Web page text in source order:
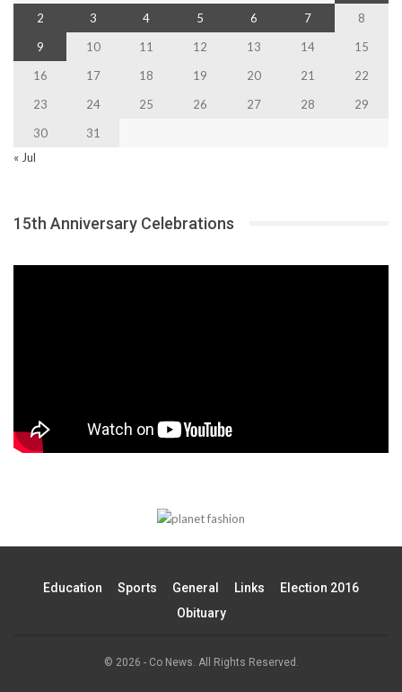
2
3 4 5 6 7
8
9
10 11 12 13 14
15
16
17 18 19 20 21
22
23
24 25 26 27 28
29
30
31
« Jul
15th Anniversary Celebrations
Education Sports General Links
Election 2016
Obituary
© 2026 - Co News. All Rights Reserved.